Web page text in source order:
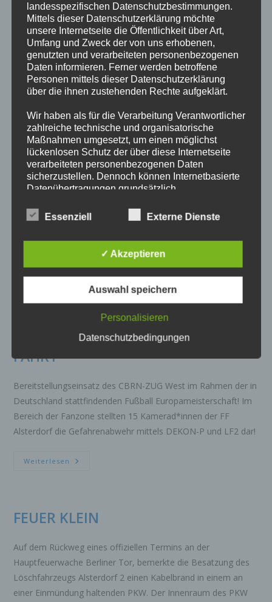
Informationen folgen!
WeiterlesenAUSNAHMEZUSTAND
WASSER
Informationen folgen!
WeiterlesenAUSNAHMEZUSTAND
WASSER
AUSNAHMEZUSTAND WASSER
AUSNAHMEZUSTAND
WASSER
NICH IN LISTE EVENT NORMALE
FAHRT
Bereitstellungseinsatz des CBRN-ZUG West im Rahmen der in
Deutschland stattfindenden Fußball Europameisterschaft! Im
Bereich der Fanzone stellten 15 Kamerad*innen der FF
Alsterdorf die Gefahrenabwehr mittels DEKON-P und LF2 dar!
Weiterlesen NICH
FEUER KLEIN
Auf dem Rückweg eines offiziellen Termins an der
Hauptfeuerwache Berliner Tor, bemerkte die Besatzung des
Löschfahrzeugs Alsterdorf 2 einen Kabelbrand in einem an
einer Einmündung haltenden PKW. Der Innenraum des PKW
landesspezifischen Datenschutzbestimmungen.
Mittels dieser Datenschutzerklärung möchte
unsere Internetseite die Öffentlichkeit über Art,
Umfang und Zweck der von uns erhobenen,
genutzten und verarbeiteten personenbezogenen
Daten informieren. Ferner werden betroffene
Personen mittels dieser Datenschutzerklärung
über die ihnen zustehenden Rechte aufgeklärt.
Wir haben als für die Verarbeitung Verantwortlicher
zahlreiche technische und organisatorische
Maßnahmen umgesetzt, um einen möglichst
lückenlosen Schutz der über diese Internetseite
verarbeiteten personenbezogenen Daten
sicherzustellen. Dennoch können Internetbasierte
Datenübertragungen grundsätzlich
Schutz nicht gewährleistet werden kann. Aus
diesem Grund steht es jeder betroffenen Person
alternativen Wegen, beispielsweise telefonisch, an
Begriffsbestimmungen
Die Datenschutzerklärung beruht auf den
Begrifflichkeiten, die durch den Europäischen
der Datenschutz-Grundverordnung (DS-GVO)
soll sowohl für die Öffentlichkeit als auch für
lesbar und verständlich sein. Um dies zu
gewährleisten, möchten wir vorab die verwendeten
Wir verwenden in dieser Datenschutzerklärung
oder identifizierbare natürliche Person (im
Folgenden „betroffene Person") beziehen. Als
angesehen, die direkt oder indirekt,
insbesondere mittels Zuordnung zu einer
Kennnummer, zu Standortdaten, zu einer
Online-Kennung oder zu einem oder mehreren
Essenziell Externe Dienste
✓ Akzeptieren
Auswahl speichern
Personalisieren
Datenschutzbedingungen